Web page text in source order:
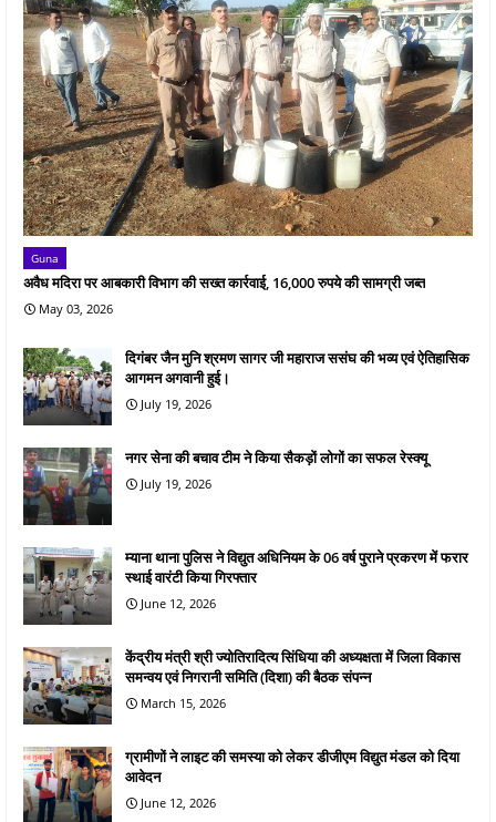
Guna
अवैध मदिरा पर आबकारी विभाग की सख्त कार्रवाई, 16,000 रुपये की सामग्री जब्त
May 03, 2026
दिगंबर जैन मुनि श्रमण सागर जी महाराज ससंघ की भव्य एवं ऐतिहासिक
आगमन अगवानी हुई।
July 19, 2026
नगर सेना की बचाव टीम ने किया सैकड़ों लोगों का सफल रेस्क्यू
July 19, 2026
म्याना थाना पुलिस ने विद्युत अधिनियम के 06 वर्ष पुराने प्रकरण में फरार
स्थाई वारंटी किया गिरफ्तार
June 12, 2026
केंद्रीय मंत्री श्री ज्योतिरादित्य सिंधिया की अध्यक्षता में जिला विकास
समन्वय एवं निगरानी समिति (दिशा) की बैठक संपन्न
March 15, 2026
ग्रामीणों ने लाइट की समस्या को लेकर डीजीएम विद्युत मंडल को दिया
आवेदन
June 12, 2026